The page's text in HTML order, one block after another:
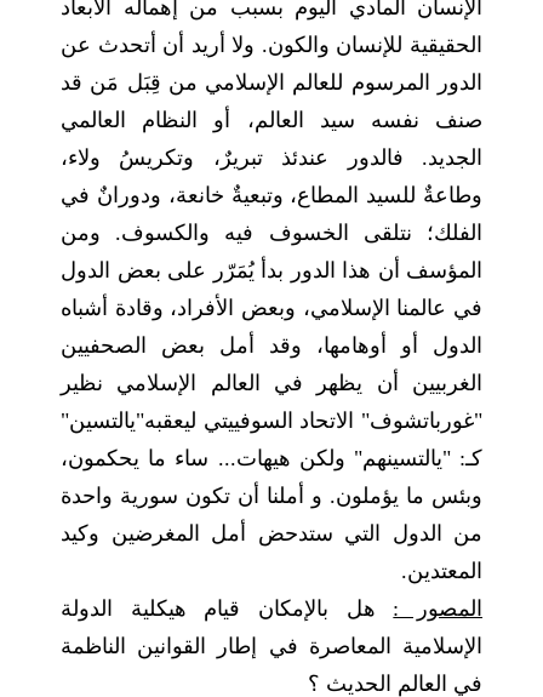
الإنسان المادي اليوم بسبب من إهماله الأبعاد
الحقيقية للإنسان والكون. ولا أريد أن أتحدث عن
الدور المرسوم للعالم الإسلامي من قِبَل مَن قد
صنف نفسه سيد العالم، أو النظام العالمي
الجديد. فالدور عندئذ تبريرٌ، وتكريسُ ولاء،
وطاعةٌ للسيد المطاع، وتبعيةٌ خانعة، ودورانٌ في
الفلك؛ نتلقى الخسوف فيه والكسوف. ومن
المؤسف أن هذا الدور بدأ يُمَرّر على بعض الدول
في عالمنا الإسلامي، وبعض الأفراد، وقادة أشباه
الدول أو أوهامها، وقد أمل بعض الصحفيين
الغربيين أن يظهر في العالم الإسلامي نظير
"غورباتشوف" الاتحاد السوفييتي ليعقبه"يالتسين"
كـ: "يالتسينهم" ولكن هيهات... ساء ما يحكمون،
وبئس ما يؤملون. و أملنا أن تكون سورية واحدة
من الدول التي ستدحض أمل المغرضين وكيد
المعتدين.
المصور : هل بالإمكان قيام هيكلية الدولة
الإسلامية المعاصرة في إطار القوانين الناظمة
في العالم الحديث ؟